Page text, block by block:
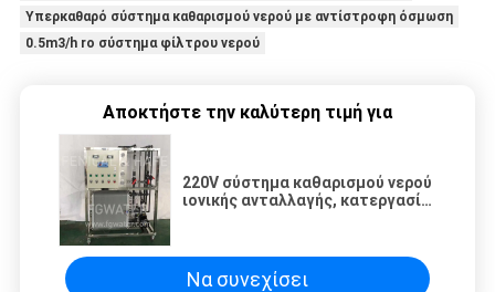
Υπερκαθαρό σύστημα καθαρισμού νερού με αντίστροφη όσμωση
0.5m3/h ro σύστημα φίλτρου νερού
Αποκτήστε την καλύτερη τιμή για
220V σύστημα καθαρισμού νερού
ιονικής ανταλλαγής, κατεργασία
Να συνεχίσει